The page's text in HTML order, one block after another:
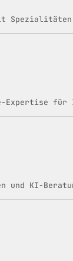
Expertise
KI-